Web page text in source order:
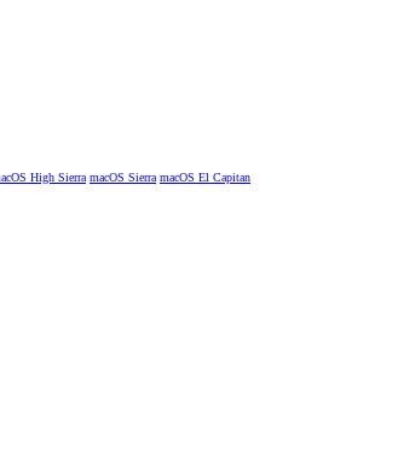
High Sierra macOS Sierra macOS El Capitan